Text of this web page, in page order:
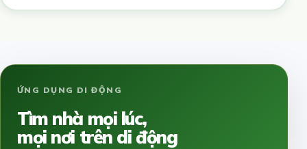
ỨNG DỤNG DI ĐỘNG
Tìm nhà mọi lúc,
mọi nơi trên di động